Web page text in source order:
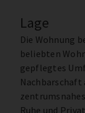
Lage
Die Wohnung
beliebten
gepflegtes
Nachbarschaft
Ruhe und